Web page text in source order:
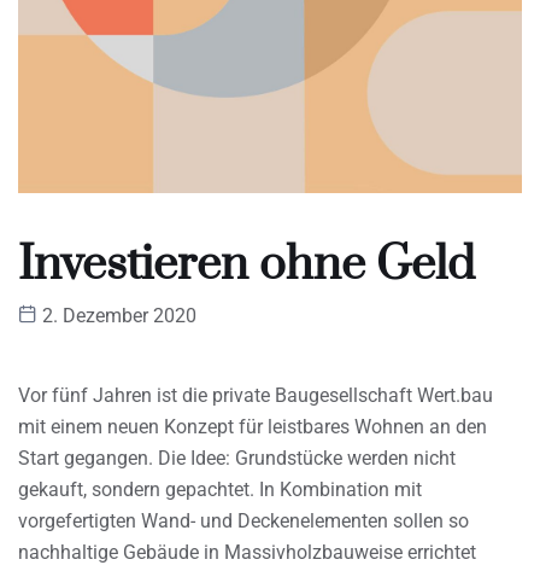
Investieren ohne Geld
2. Dezember 2020
Vor fünf Jahren ist die private Baugesellschaft Wert.bau
mit einem neuen Konzept für leistbares Wohnen an den
Start gegangen. Die Idee: Grundstücke werden nicht
gekauft, sondern gepachtet. In Kombination mit
vorgefertigten Wand- und Deckenelementen sollen so
nachhaltige Gebäude in Massivholzbauweise errichtet